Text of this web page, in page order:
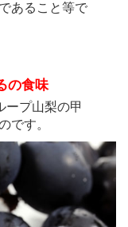
あること等で
の食味
プ山梨の甲
です。